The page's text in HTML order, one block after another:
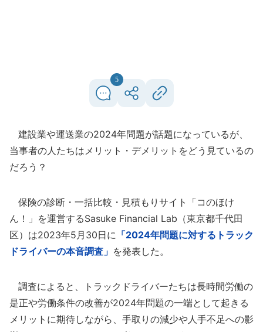
5
建設業や運送業の2024年問題が話題になっているが、
当事者の人たちはメリット・デメリットをどう見ているの
だろう？
保険の診断・一括比較・見積もりサイト「コのほけ
ん！」を運営するSasuke Financial Lab（東京都千代田
区）は2023年5月30日に 「2024年問題に対するトラック
ドライバーの本音調査」 を発表した。
調査によると、トラックドライバーたちは長時間労働の
是正や労働条件の改善が2024年問題の一端として起きる
メリットに期待しながら、手取りの減少や人手不足への影